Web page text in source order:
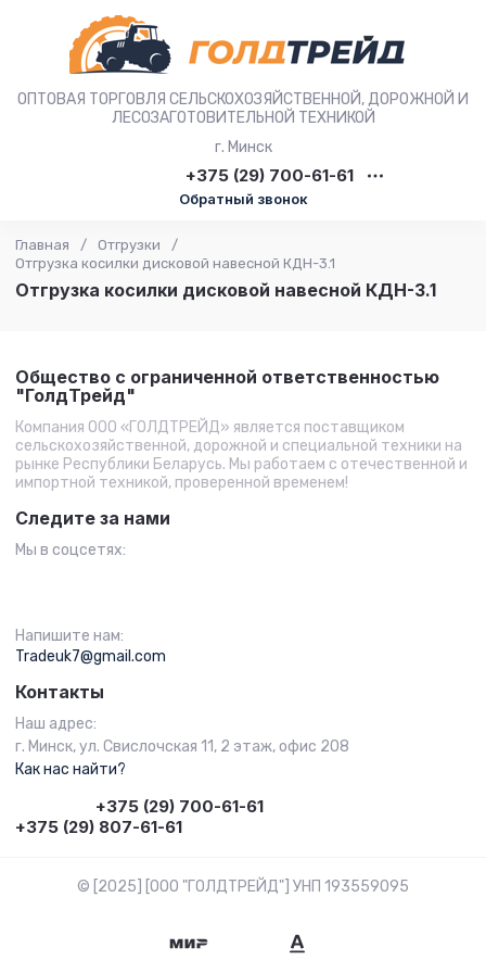
ОПТОВАЯ ТОРГОВЛЯ СЕЛЬСКОХОЗЯЙСТВЕННОЙ, ДОРОЖНОЙ И
ЛЕСОЗАГОТОВИТЕЛЬНОЙ ТЕХНИКОЙ
г. Минск
+375 (29) 700-61-61
Обратный звонок
Главная / Отгрузки
/
Отгрузка косилки дисковой навесной КДН-3.1
Отгрузка косилки дисковой навесной КДН-3.1
Общество с ограниченной ответственностью
"ГолдТрейд"
Компания ООО «ГОЛДТРЕЙД» является поставщиком
сельскохозяйственной, дорожной и специальной техники на
рынке Республики Беларусь. Мы работаем с отечественной и
импортной техникой, проверенной временем!
Следите за нами
Мы в соцсетях:
Напишите нам:
Tradeuk7@gmail.com
Контакты
Наш адрес:
г. Минск, ул. Свислочская 11, 2 этаж, офис 208
Как нас найти?
+375 (29) 700-61-61
+375 (29) 807-61-61
© [2025] [ООО "ГОЛДТРЕЙД"] УНП 193559095